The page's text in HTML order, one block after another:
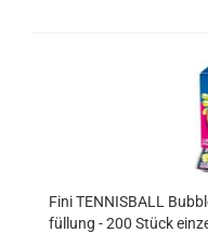
Fini TEN­NIS­BALL
fül­lung - 200 Stück